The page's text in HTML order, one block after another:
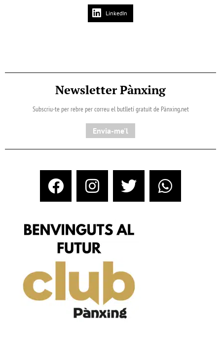
LinkedIn
Newsletter Pànxing
Subscriu-te per rebre per correu el butlletí gratuït de Pànxing.net​
Envia-me'l